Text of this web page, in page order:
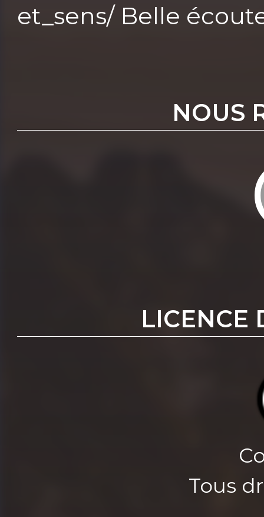
et_sens/ Belle
NOUS
LICENCE
Tous